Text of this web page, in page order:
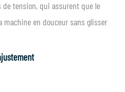
de tension, qui assurent que le
en douceur sans glisser